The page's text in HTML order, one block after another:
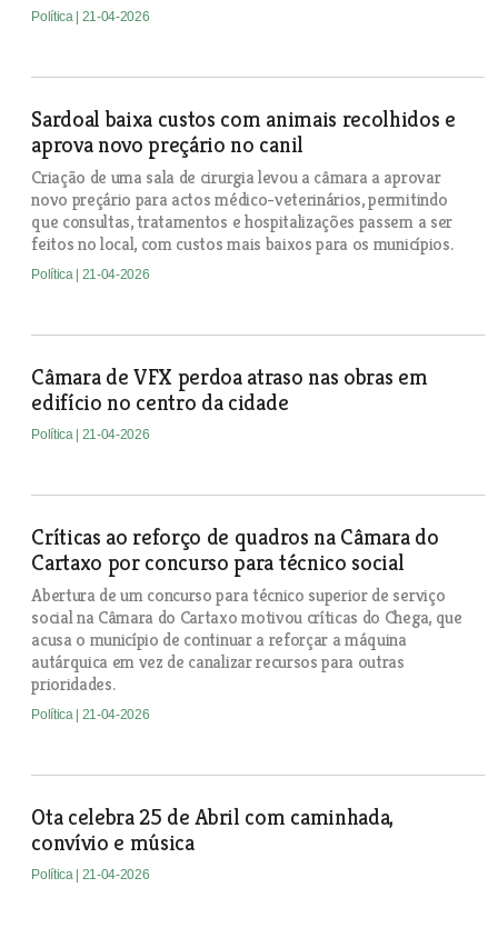
Política | 21-04-2026
Sardoal baixa custos com animais recolhidos e
aprova novo preçário no canil
Criação de uma sala de cirurgia levou a câmara a aprovar
novo preçário para actos médico-veterinários, permitindo
que consultas, tratamentos e hospitalizações passem a ser
feitos no local, com custos mais baixos para os municípios.
Política | 21-04-2026
Câmara de VFX perdoa atraso nas obras em
edifício no centro da cidade
Política | 21-04-2026
Críticas ao reforço de quadros na Câmara do
Cartaxo por concurso para técnico social
Abertura de um concurso para técnico superior de serviço
social na Câmara do Cartaxo motivou críticas do Chega, que
acusa o município de continuar a reforçar a máquina
autárquica em vez de canalizar recursos para outras
prioridades.
Política | 21-04-2026
Ota celebra 25 de Abril com caminhada,
convívio e música
Política | 21-04-2026